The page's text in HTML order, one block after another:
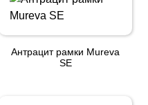
Антрацит рамки Mureva
SE